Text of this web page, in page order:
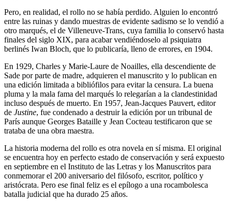
Pero, en realidad, el rollo no se había perdido. Alguien lo encontró
entre las ruinas y dando muestras de evidente sadismo se lo vendió a
otro marqués, el de Villeneuve-Trans, cuya familia lo conservó hasta
finales del siglo XIX, para acabar vendiéndoselo al psiquiatra
berlinés Iwan Bloch, que lo publicaría, lleno de errores, en 1904.
En 1929, Charles y Marie-Laure de Noailles, ella descendiente de
Sade por parte de madre, adquieren el manuscrito y lo publican en
una edición limitada a bibliófilos para evitar la censura. La buena
pluma y la mala fama del marqués lo relegarían a la clandestinidad
incluso después de muerto. En 1957, Jean-Jacques Pauvert, editor
de Justine, fue condenado a destruir la edición por un tribunal de
París aunque Georges Bataille y Jean Cocteau testificaron que se
trataba de una obra maestra.
La historia moderna del rollo es otra novela en sí misma. El original
se encuentra hoy en perfecto estado de conservación y será expuesto
en septiembre en el Instituto de las Letras y los Manuscritos para
conmemorar el 200 aniversario del filósofo, escritor, político y
aristócrata. Pero ese final feliz es el epílogo a una rocambolesca
batalla judicial que ha durado 25 años.